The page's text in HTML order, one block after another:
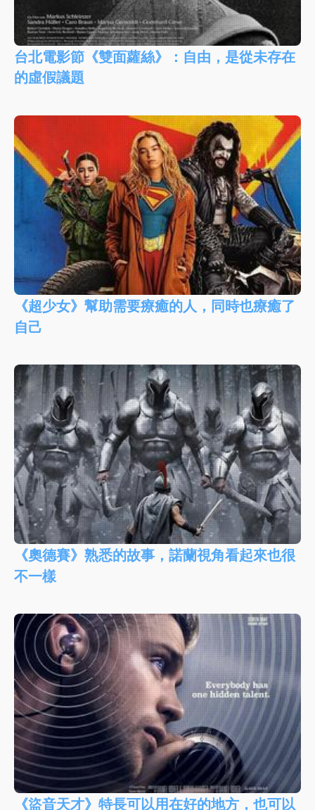
台北電影節《雙面蘿絲》：自由，是從未存在
的虛假議題
《超少女》幫助需要療癒的人，同時也療癒了
自己
《奧德賽》熟悉的故事，諾蘭視角看起來也很
不一樣
《盜音天才》特長可以用在好的地方，也可以